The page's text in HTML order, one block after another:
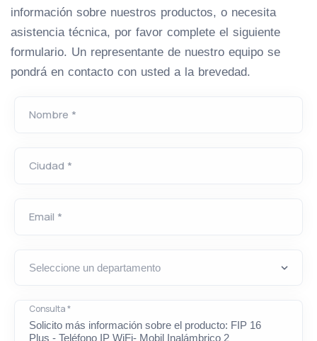
información sobre nuestros productos, o necesita
asistencia técnica, por favor complete el siguiente
formulario. Un representante de nuestro equipo se
pondrá en contacto con usted a la brevedad.
Nombre *
Ciudad *
Email *
Consulta *